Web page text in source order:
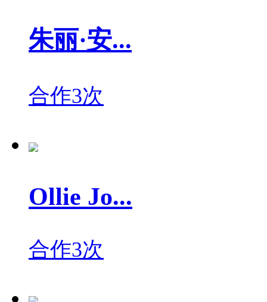
朱丽·安...
合作3次
Ollie Jo...
合作3次